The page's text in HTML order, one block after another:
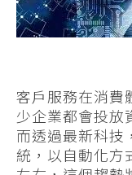
客戶服務在消費
少企業都會投放
而透過最新科技
統，以自動化方